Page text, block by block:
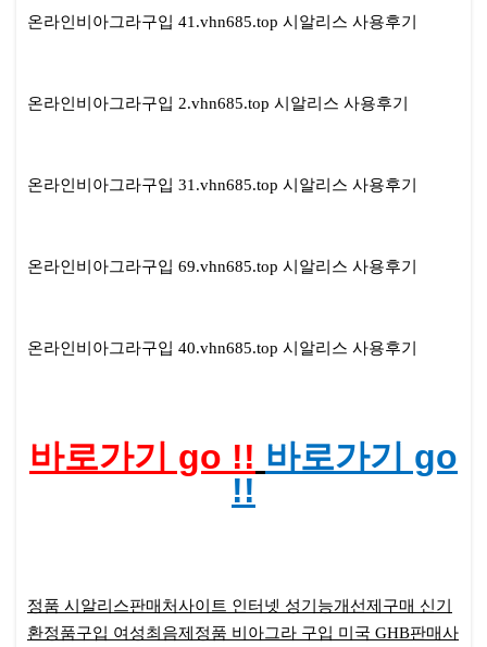
온라인비아그라구입 41.vhn685.top 시알리스 사용후기
온라인비아그라구입 2.vhn685.top 시알리스 사용후기
온라인비아그라구입 31.vhn685.top 시알리스 사용후기
온라인비아그라구입 69.vhn685.top 시알리스 사용후기
온라인비아그라구입 40.vhn685.top 시알리스 사용후기
바로가기 go !! 바로가기 go
!!
정품 시알리스판매처사이트 인터넷 성기능개선제구매 신기
환정품구입 여성최음제정품 비아그라 구입 미국 GHB판매사